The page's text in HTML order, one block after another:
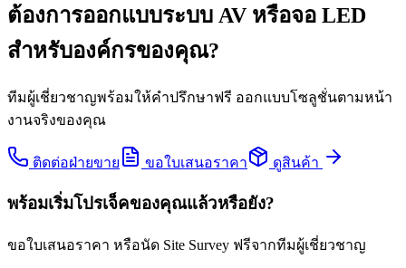
ต้องการออกแบบระบบ AV หรือจอ LED
สำหรับองค์กรของคุณ?
ทีมผู้เชี่ยวชาญพร้อมให้คำปรึกษาฟรี ออกแบบโซลูชั่นตามหน้า
งานจริงของคุณ
ติดต่อฝ่ายขาย ขอใบเสนอราคา ดูสินค้า
พร้อมเริ่มโปรเจ็คของคุณแล้วหรือยัง?
ขอใบเสนอราคา หรือนัด Site Survey ฟรีจากทีมผู้เชี่ยวชาญ